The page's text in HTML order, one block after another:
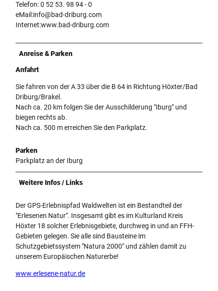
Telefon: 0 52 53. 98 94 - 0
eMail:info@bad-driburg.com
Internet:www.bad-driburg.com
Anreise & Parken
Anfahrt
Sie fahren von der A 33 über die B 64 in Richtung Höxter/Bad
Driburg/Brakel.
Nach ca. 20 km folgen Sie der Ausschilderung "Iburg" und
biegen rechts ab.
Nach ca. 500 m erreichen Sie den Parkplatz.
Parken
Parkplatz an der Iburg
Weitere Infos / Links
Der GPS-Erlebnispfad Waldwelten ist ein Bestandteil der
"Erlesenen Natur". Insgesamt gibt es im Kulturland Kreis
Höxter 18 solcher Erlebnisgebiete, durchweg in und an FFH-
Gebieten gelegen. Sie alle sind Bausteine im
Schutzgebietssystem "Natura 2000" und zählen damit zu
unserem Europäischen Naturerbe!
www.erlesene-natur.de